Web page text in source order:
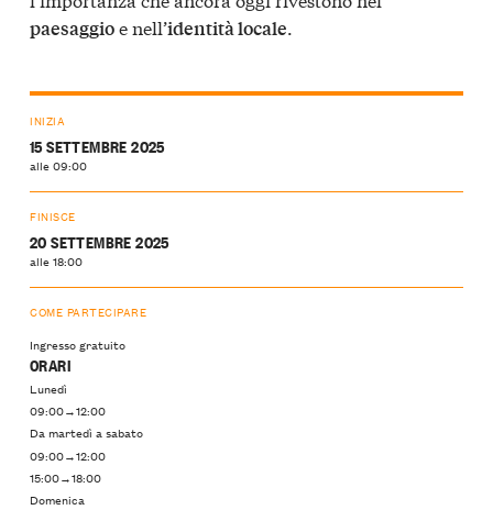
paesaggioe nell’identità locale.
INIZIA
15 SETTEMBRE 2025
alle 09:00
FINISCE
20 SETTEMBRE 2025
alle 18:00
COME PARTECIPARE
Ingresso gratuito
ORARI
Lunedì
09:00→12:00
Da martedì a sabato
09:00→12:00
15:00→18:00
Domenica